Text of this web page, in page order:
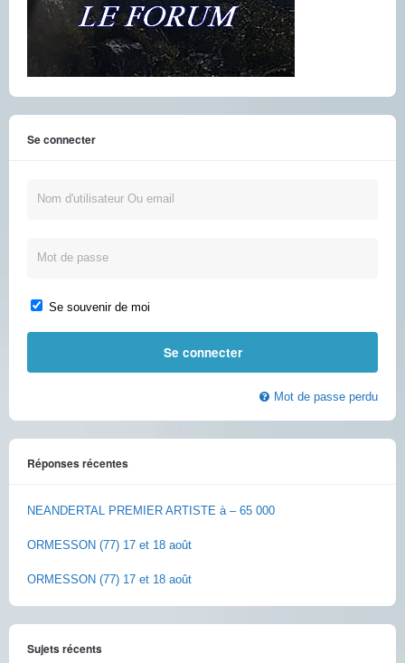
Se connecter
Se souvenir de moi
Mot de passe perdu
Réponses récentes
NEANDERTAL PREMIER ARTISTE à – 65 000
ORMESSON (77) 17 et 18 août
ORMESSON (77) 17 et 18 août
Sujets récents